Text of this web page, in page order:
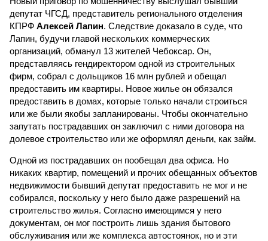
депутат ЧГСД, представитель регионального отделения
КПРФ Алексей Лапин. Следствие доказало в суде, что
Лапин, будучи главой нескольких коммерческих
организаций, обманул 13 жителей Чебоксар. Он,
представляясь гендиректором одной из строительных
фирм, собрал с дольщиков 16 млн рублей и обещал
предоставить им квартиры. Новое жилье он обязался
предоставить в домах, которые только начали строиться
или же были якобы запланированы. Чтобы окончательно
запутать пострадавших он заключил с ними договора на
долевое строительство или же оформлял деньги, как займ.
Одной из пострадавших он пообещал два офиса. Но
никаких квартир, помещений и прочих обещанных объектов
недвижимости бывший депутат предоставить не мог и не
собирался, поскольку у него было даже разрешений на
строительство жилья. Согласно имеющимся у него
документам, он мог построить лишь здания бытового
обслуживания или же комплекса автостоянок, но и эти